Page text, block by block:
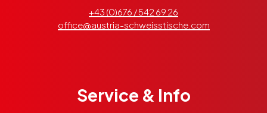
+43 (0)676 / 542 69 26
office@austria-schweisstische.com
Service & Info